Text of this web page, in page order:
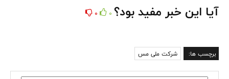
آیا این خبر مفید بود؟ 0
0
برچسب ها: شرکت ملی مس